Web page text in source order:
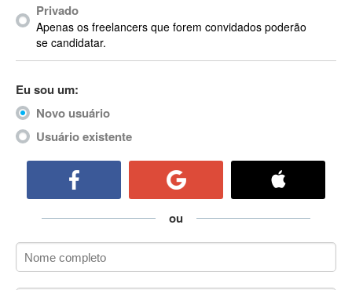
Acronis
ACT
ActionScript
ActionScript 3
Active Directory
ActiveX Data Objects (ADO)
ADK
Privado
Apenas os freelancers que forem convidados poderão
se candidatar.
Eu sou um:
Novo usuário
Usuário existente
ou